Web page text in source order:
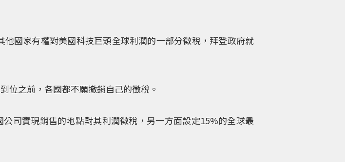
國家有權對美國科技巨頭全球利潤的一部分徵稅，拜登政府就
位之前，各國都不願撤銷自己的徵稅。
司實現銷售的地點對其利潤徵稅，另一方面設定15%的全球最